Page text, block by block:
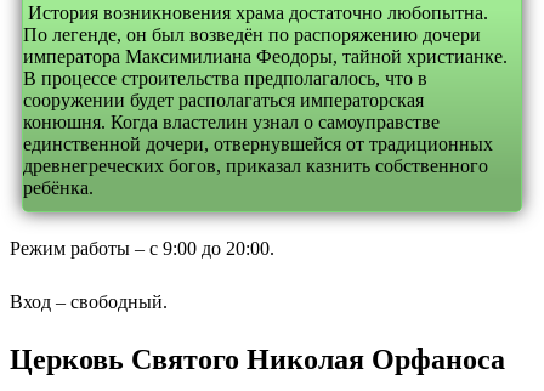
История возникновения храма достаточно любопытна.
По легенде, он был возведён по распоряжению дочери
императора Максимилиана Феодоры, тайной христианке.
В процессе строительства предполагалось, что в
сооружении будет располагаться императорская
конюшня. Когда властелин узнал о самоуправстве
единственной дочери, отвернувшейся от традиционных
древнегреческих богов, приказал казнить собственного
ребёнка.
Режим работы – с 9:00 до 20:00.
Вход – свободный.
Церковь Святого Николая Орфаноса